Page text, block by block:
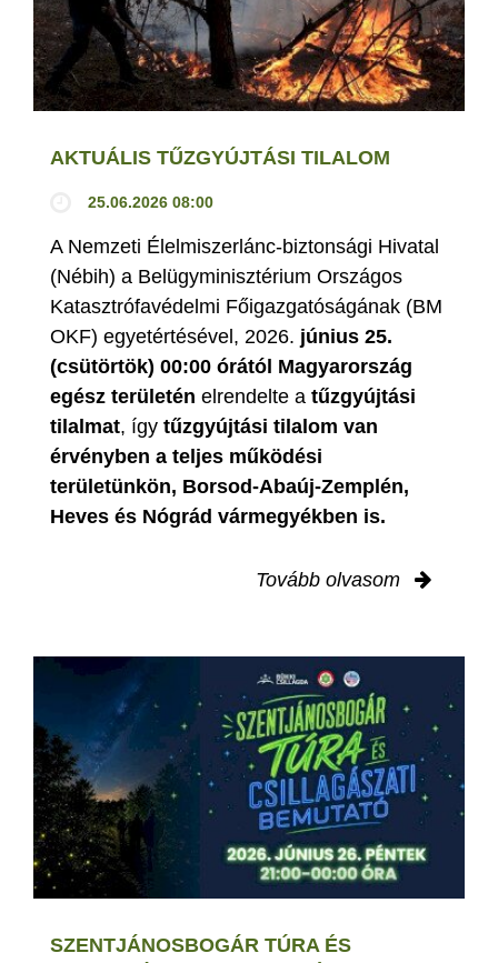
AKTUÁLIS TŰZGYÚJTÁSI TILALOM
25.06.2026 08:00
A Nemzeti Élelmiszerlánc-biztonsági Hivatal
(Nébih) a Belügyminisztérium Országos
Katasztrófavédelmi Főigazgatóságának (BM
OKF) egyetértésével, 2026. június 25.
(csütörtök) 00:00 órától Magyarország
egész területén elrendelte a tűzgyújtási
tilalmat, így tűzgyújtási tilalom van
érvényben a teljes működési
területünkön, Borsod-Abaúj-Zemplén,
Heves és Nógrád vármegyékben is.
Tovább olvasom
SZENTJÁNOSBOGÁR TÚRA ÉS